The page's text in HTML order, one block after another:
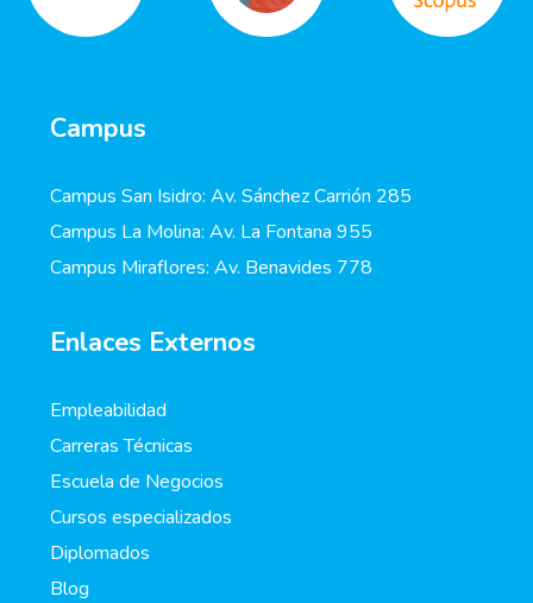
Campus
Campus San Isidro: Av. Sánchez Carrión 285
Campus La Molina: Av. La Fontana 955
Campus Miraflores: Av. Benavides 778
Enlaces Externos
Empleabilidad
Carreras Técnicas
Escuela de Negocios
Cursos especializados
Diplomados
Blog